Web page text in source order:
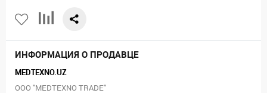
ИНФОРМАЦИЯ О ПРОДАВЦЕ
MEDTEXNO.UZ
ООО "MEDTEXNO TRADE"